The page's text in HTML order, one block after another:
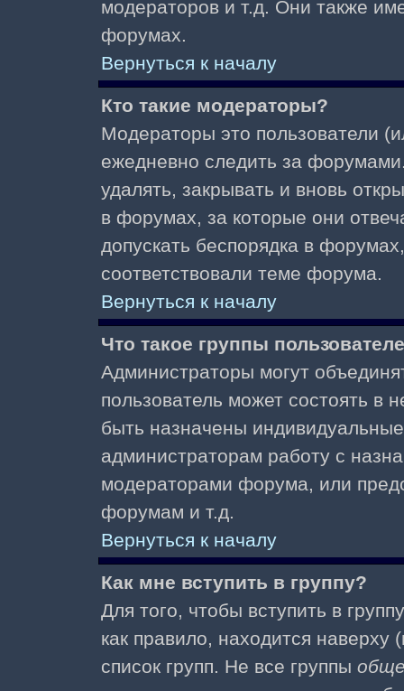
модераторов и т.д. Они также
форумах.
Вернуться к началу
Кто такие модераторы?
Модераторы это пользователи
ежедневно следить за
удалять, закрывать и вновь
в форумах, за которые они
допускать беспорядка в
соответствовали теме форума.
Вернуться к началу
Что такое группы
Администраторы могут
пользователь может состоять в
быть назначены
администраторам работу с
модераторами форума, или
форумам и т.д.
Вернуться к началу
Как мне вступить в группу?
Для того, чтобы вступить в
как правило, находится
список групп. Не все группы